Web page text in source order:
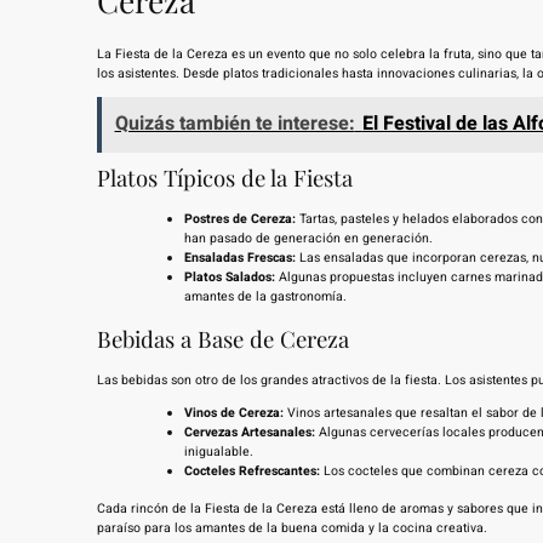
La Fiesta de la Cereza es un evento que no solo celebra la fruta, sino que
los asistentes. Desde platos tradicionales hasta innovaciones culinarias,
Quizás también te interese: El Festival de las
Platos Típicos de la Fiesta
Postres de Cereza:Tartas, pasteles y helados elaborados
han pasado de generación en generación.
Ensaladas Frescas:Las ensaladas que incorporan cerezas,
Platos Salados:Algunas propuestas incluyen carnes
amantes de la gastronomía.
Bebidas a Base de Cereza
Las bebidas son otro de los grandes atractivos de la fiesta. Los asistentes
Vinos de Cereza:Vinos artesanales que resaltan el sabor
Cervezas Artesanales:Algunas cervecerías locales
inigualable.
Cocteles Refrescantes:Los cocteles que combinan cereza
Cada rincón de la Fiesta de la Cereza está lleno de aromas y sabores
paraíso para los amantes de la buena comida y la cocina creativa.